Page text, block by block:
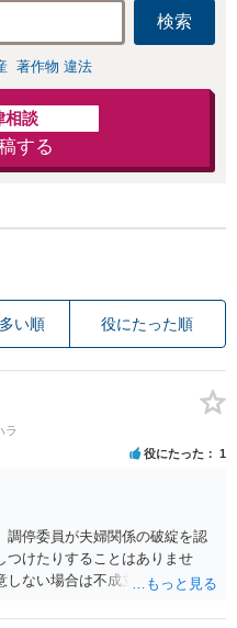
検索
著作物 違法
相談
する
い順 役にたった順
ラ
役にたった 1
調停委員が夫婦関係の破綻を認
つけたりすることはありませ
しない場合は不成立になり」、
望するなら、夫が離婚に前向き